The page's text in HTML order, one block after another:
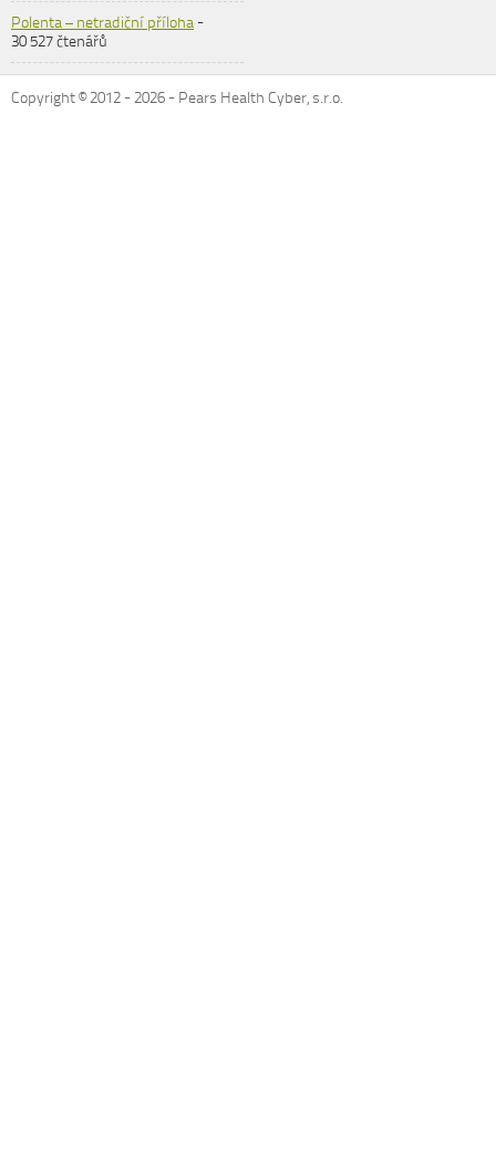
Polenta – netradiční příloha-
30 527 čtenářů
Copyright © 2012 -2026 - Pears Health Cyber, s.r.o.